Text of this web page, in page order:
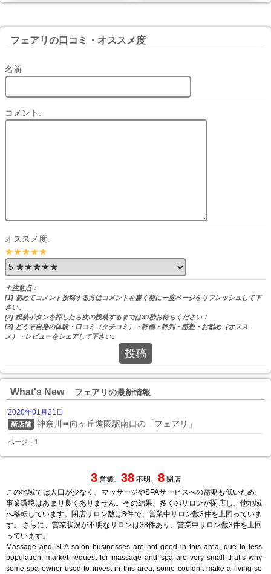
フェアリの口コミ・オススメ度
名前:
コメント:
オススメ度:
★★★★★
＊注意点：
[1] 初めてコメント投稿する方はコメントを書く前に一度ページをリフレッシュして下
さい。
[2] 投稿ボタンを押したら次の投稿するまでは30秒お待ちください！
[3] どうぞ自身の体験・口コミ（クチコミ）・評価・評判・感想・お勧め（オスス
メ）・レビューをシェアして下さい。
投稿
What's New フェアリの最新情報
2020年01月21日
新店舗 神奈川➠向ヶ丘遊園駅南口の「フェアリ」
ページ：1
3営業、 38不明、 8閉店
この地域では人口が少なく、マッサージやSPAサービスへの需要も低いため、
事業環境はあまり良くありません。その結果、多くのサロンが閉店し、他地域
へ移転しています。閉店サロン数は8件で、営業中サロン数3件を上回っていま
す。 さらに、営業状況が不明なサロンは38件あり、営業中サロン数3件を上回
っています。
Massage and SPA salon businesses are not good in this area, due to less
population, market request for massage and spa are very small that’s why
some spa owner used to invest in this area, some couldn’t make a living so